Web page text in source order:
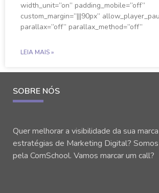
width_unit=”on” padding_mobile=”off”
custom_margin=”|||90px”
parallax=”off” parallax_method=”off”
LEIA MAIS »
SOBRE NÓS
Quer melhorar a visibilidade da sua
estratégias de Marketing Digital?
pela ComSchool. Vamos marcar um call?